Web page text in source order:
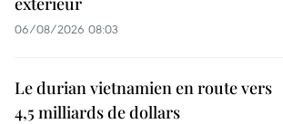
06/08/2026 08:03
Le durian vietnamien en route vers
4,5 milliards de dollars